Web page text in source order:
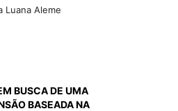
Luana Aleme
BUSCA DE UMA
BASEADA NA